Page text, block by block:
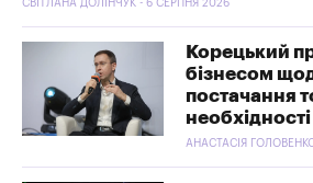
СВІТЛАНА ДОЛІНЧУК - 6 СЕРПНЯ 2026
Корецький
бізнесом
постачання
необхідності
АНАСТАСІЯ